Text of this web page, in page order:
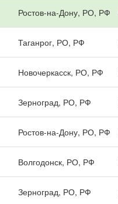
Ростов-на-Дону, РО, РФ
Таганрог, РО, РФ
Новочеркасск, РО, РФ
Зерноград, РО, РФ
Ростов-на-Дону, РО, РФ
Волгодонск, РО, РФ
Зерноград, РО, РФ